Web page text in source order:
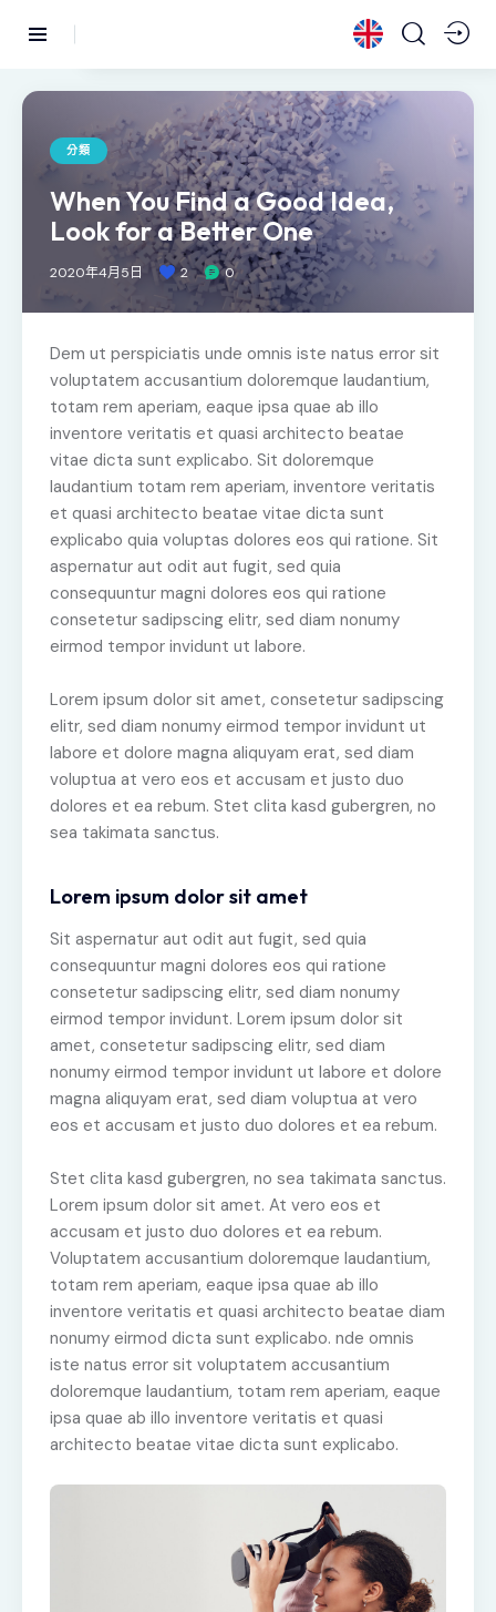
分類
When You Find a Good Idea,
Look for a Better One
2020年4月5日 2 0
Dem ut perspiciatis unde omnis iste natus error sit
voluptatem accusantium doloremque laudantium,
totam rem aperiam, eaque ipsa quae ab illo
inventore veritatis et quasi architecto beatae
vitae dicta sunt explicabo. Sit doloremque
laudantium totam rem aperiam, inventore veritatis
et quasi architecto beatae vitae dicta sunt
explicabo quia voluptas dolores eos qui ratione. Sit
aspernatur aut odit aut fugit, sed quia
consequuntur magni dolores eos qui ratione
consetetur sadipscing elitr, sed diam nonumy
eirmod tempor invidunt ut labore.
Lorem ipsum dolor sit amet, consetetur sadipscing
elitr, sed diam nonumy eirmod tempor invidunt ut
labore et dolore magna aliquyam erat, sed diam
voluptua at vero eos et accusam et justo duo
dolores et ea rebum. Stet clita kasd gubergren, no
sea takimata sanctus.
Lorem ipsum dolor sit amet
Sit aspernatur aut odit aut fugit, sed quia
consequuntur magni dolores eos qui ratione
consetetur sadipscing elitr, sed diam nonumy
eirmod tempor invidunt. Lorem ipsum dolor sit
amet, consetetur sadipscing elitr, sed diam
nonumy eirmod tempor invidunt ut labore et dolore
magna aliquyam erat, sed diam voluptua at vero
eos et accusam et justo duo dolores et ea rebum.
Stet clita kasd gubergren, no sea takimata sanctus.
Lorem ipsum dolor sit amet. At vero eos et
accusam et justo duo dolores et ea rebum.
Voluptatem accusantium doloremque laudantium,
totam rem aperiam, eaque ipsa quae ab illo
inventore veritatis et quasi architecto beatae diam
nonumy eirmod dicta sunt explicabo. nde omnis
iste natus error sit voluptatem accusantium
doloremque laudantium, totam rem aperiam, eaque
ipsa quae ab illo inventore veritatis et quasi
architecto beatae vitae dicta sunt explicabo.